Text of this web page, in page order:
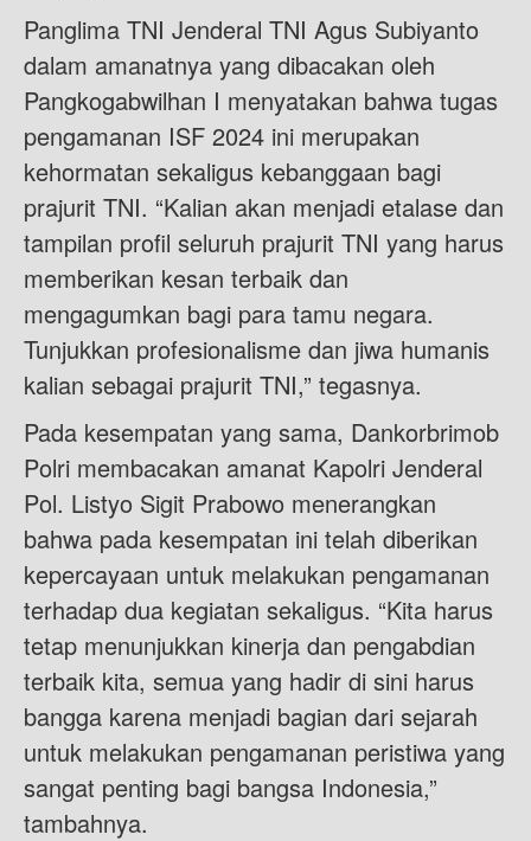
Panglima TNI Jenderal TNI Agus Subiyanto
dalam amanatnya yang dibacakan oleh
Pangkogabwilhan I menyatakan bahwa tugas
pengamanan ISF 2024 ini merupakan
kehormatan sekaligus kebanggaan bagi
prajurit TNI. “Kalian akan menjadi etalase dan
tampilan profil seluruh prajurit TNI yang harus
memberikan kesan terbaik dan
mengagumkan bagi para tamu negara.
Tunjukkan profesionalisme dan jiwa humanis
kalian sebagai prajurit TNI,” tegasnya.
Pada kesempatan yang sama, Dankorbrimob
Polri membacakan amanat Kapolri Jenderal
Pol. Listyo Sigit Prabowo menerangkan
bahwa pada kesempatan ini telah diberikan
kepercayaan untuk melakukan pengamanan
terhadap dua kegiatan sekaligus. “Kita harus
tetap menunjukkan kinerja dan pengabdian
terbaik kita, semua yang hadir di sini harus
bangga karena menjadi bagian dari sejarah
untuk melakukan pengamanan peristiwa yang
sangat penting bagi bangsa Indonesia,”
tambahnya.